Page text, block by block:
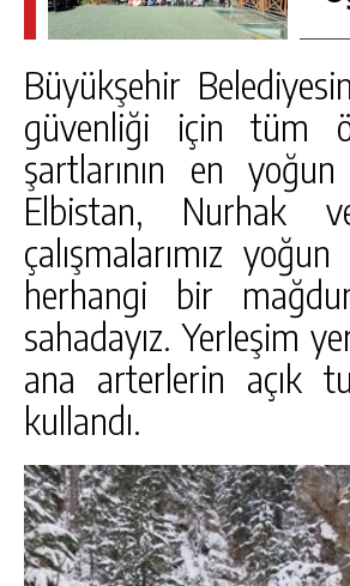
Büyükşehir
güvenliği için tüm
şartlarının en
Elbistan, Nurhak
çalışmalarımız
herhangi bir
sahadayız. Yerleşim
ana arterlerin açık
kullandı.